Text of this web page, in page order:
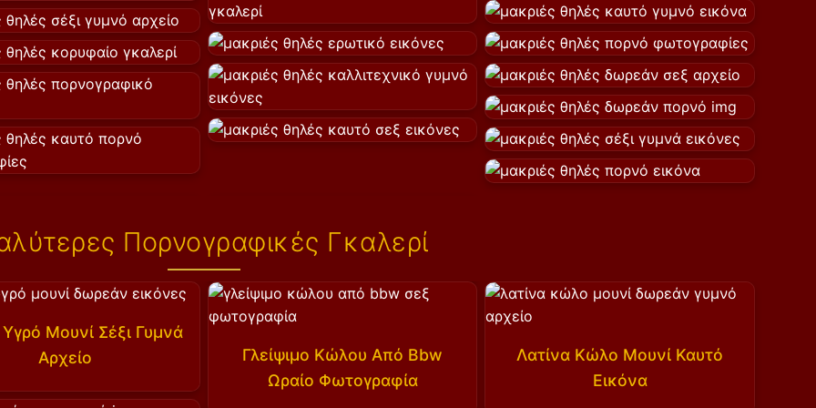
Πορνογραφικές Γκαλερί
Μουνί Σέξι Γυμνά
Αρχείο
Γλείψιμο Κώλου Από Bbw
Ωραίο Φωτογραφία
Λατίνα Κώλο Μουνί Καυτό
Εικόνα